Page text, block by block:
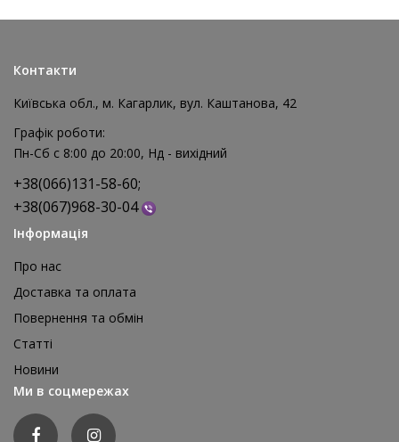
Реквізит для аніматора Мішки для стрибків, 4 шт
Контакти
Київська обл., м. Кагарлик, вул. Каштанова, 42
Графік роботи:
Пн-Сб с 8:00 до 20:00, Нд - вихідний
+38(066)131-58-60;
+38(067)968-30-04
Інформація
Про нас
Доставка та оплата
Повернення та обмін
Статті
Новини
Ми в соцмережах